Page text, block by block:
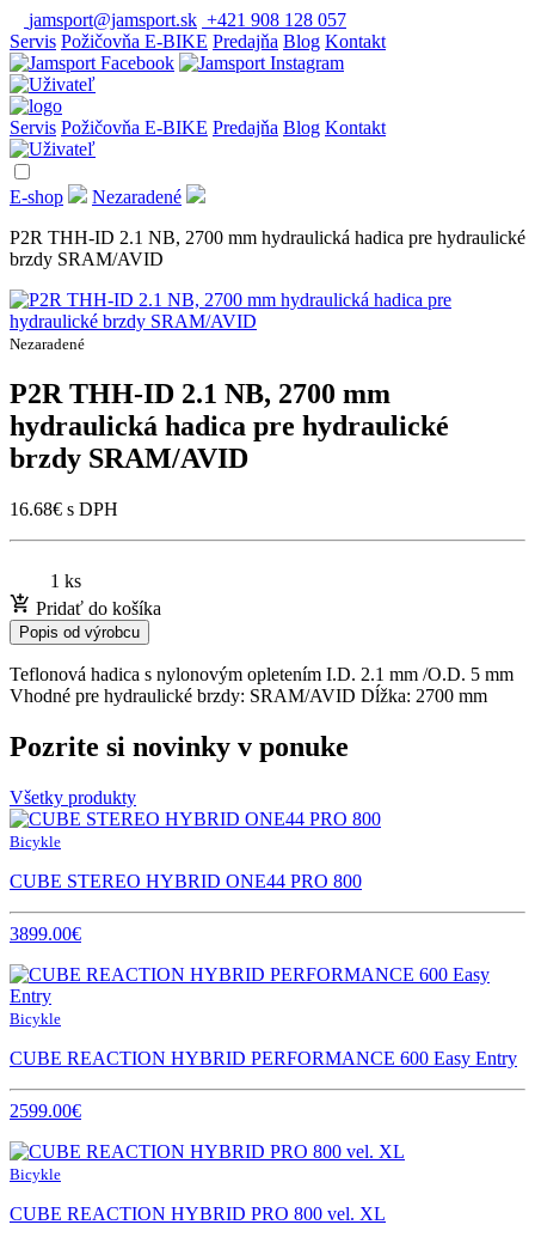
jamsport@jamsport.sk +421 908 128 057
Servis Požičovňa E-BIKE Predajňa Blog Kontakt
Servis Požičovňa E-BIKE Predajňa Blog Kontakt
E-shop
Nezaradené
P2R THH-ID 2.1 NB, 2700 mm hydraulická hadica pre hydraulické
brzdy SRAM/AVID
Nezaradené
P2R THH-ID 2.1 NB, 2700 mm
hydraulická hadica pre hydraulické
brzdy SRAM/AVID
16.68€ s DPH
1 ks
Pridať do košíka
Popis od výrobcu
Teflonová hadica s nylonovým opletením I.D. 2.1 mm /O.D. 5 mm
Vhodné pre hydraulické brzdy: SRAM/AVID Dĺžka: 2700 mm
Pozrite si novinky v ponuke
Všetky produkty
Bicykle
CUBE STEREO HYBRID ONE44 PRO 800
3899.00€
Bicykle
CUBE REACTION HYBRID PERFORMANCE 600 Easy Entry
2599.00€
Bicykle
CUBE REACTION HYBRID PRO 800 vel. XL